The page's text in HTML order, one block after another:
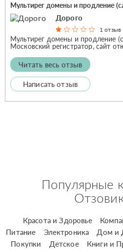
Мультирег домены и продление
Дорого
1 отзыв
Мультирег домены и продление
Московский регистратор, сайт
Читать весь отзыв
Написать отзыв
Популярные
Красота и Здоровье
Питание
Электроника Дом и
Покупки
Детское Книги и